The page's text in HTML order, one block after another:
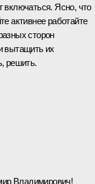
Ясно, что
активнее работайте
сторон
вытащить их
решить.
Владимирович!